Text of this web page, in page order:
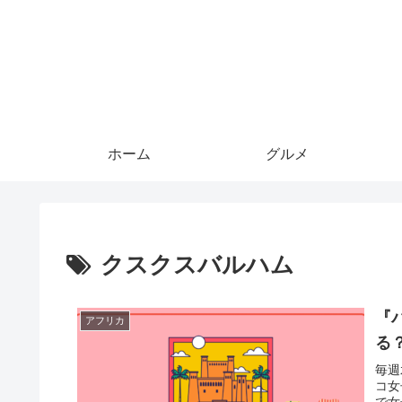
ホーム グルメ
クスクスバルハム
アフリカ
る
毎
コ